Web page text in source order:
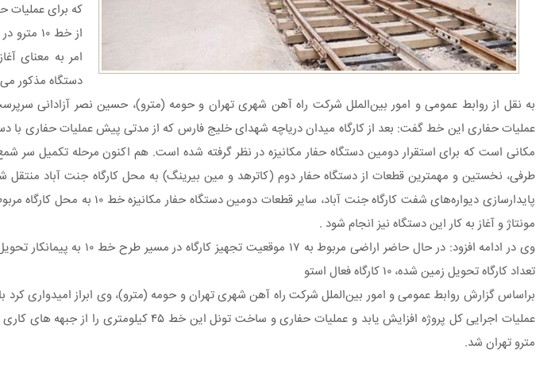
که برای عملیات
از خط
امر به معنای
دستگاه مذکور
عملیات حفاری این خط گفت: بعد از کارگاه میدان دریاچه شهدای خلیج فارس که از مدتی پیش عملیات حفاری با
مکانی است که برای استقرار دومین دستگاه حفار مکانیزه در نظر گرفته شده است. هم اکنون مرحله تکمیل سر
طرفی، نخستین و مهمترین قطعات از دستگاه حفار دوم (کاترهد و مین بیرینگ) به محل کارگاه جنت آباد منتقل
پایدارسازی دیواره‌های شفت کارگاه
مونتاژ و آغاز به کار این دستگاه نیز انجام شود .
وی در ادامه افزود: در حال حاضر
تعداد کارگاه تحویل زمین شده، ۱۰ کارگاه فعال استو
مترو تهران شد.